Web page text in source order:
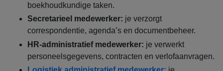
boekhoudkundige taken.
Secretarieel medewerker: je verzorgt
correspondentie, agenda’s en documentbeheer.
HR-administratief medewerker: je verwerkt
personeelsgegevens, contracten en verlofaanvragen.